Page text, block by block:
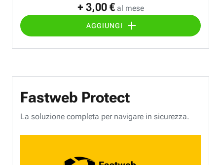
+ 3,00 € al mese
AGGIUNGI
Fastweb Protect
La soluzione completa per navigare in sicurezza.